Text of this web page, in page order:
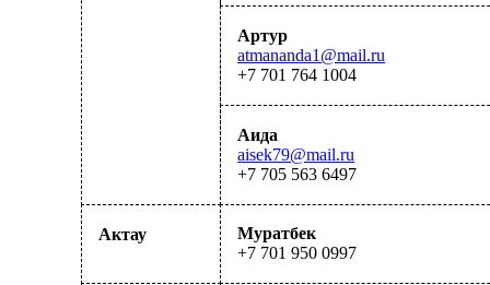
Артур
atmananda1@mail.ru
+7 701 764 1004
Аида
aisek79@mail.ru
+7 705 563 6497
Актау
Муратбек
+7 701 950 0997